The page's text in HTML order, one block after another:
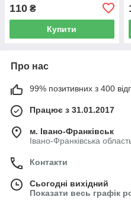
чорна (08)
110 ₴
Купити
Про нас
99% позитивних з 400
Працює з 31.01.2017
м. Івано-Франківськ
Івано-Франківська
Контакти
Сьогодні вихідний
Показати весь графік